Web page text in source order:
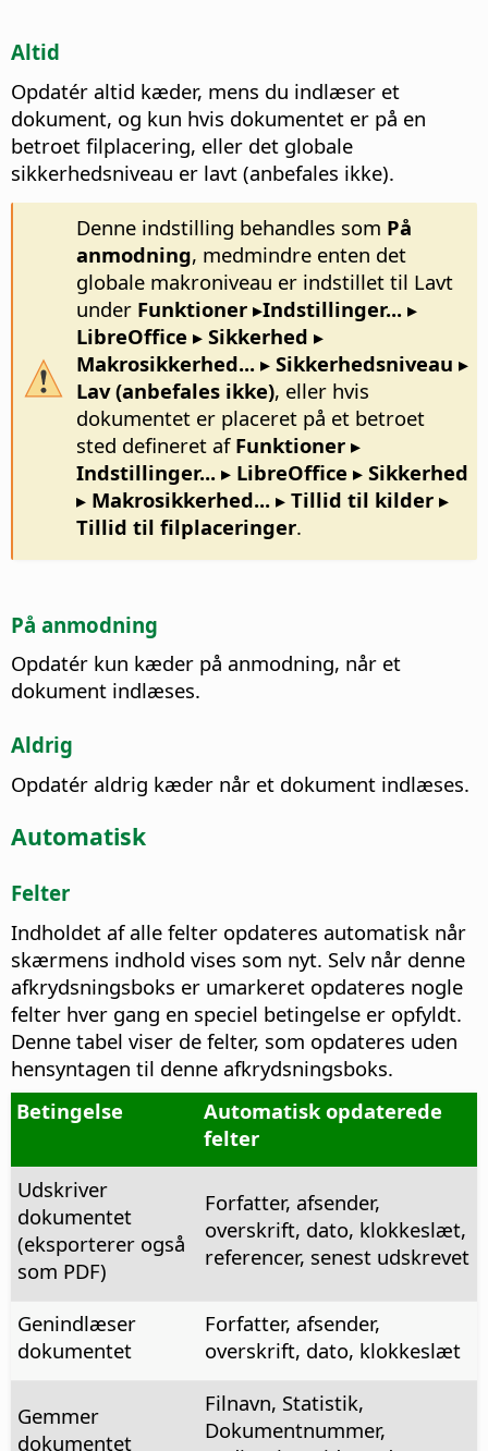
Altid
Opdatér altid kæder, mens du indlæser et
dokument, og kun hvis dokumentet er på en
betroet filplacering, eller det globale
sikkerhedsniveau er lavt (anbefales ikke).
Denne indstilling behandles som På
anmodning, medmindre enten det
globale makroniveau er indstillet til Lavt
under Funktioner ▸Indstillinger... ▸
LibreOffice ▸ Sikkerhed ▸
Makrosikkerhed... ▸ Sikkerhedsniveau ▸
Lav (anbefales ikke), eller hvis
dokumentet er placeret på et betroet
sted defineret af Funktioner ▸
Indstillinger... ▸ LibreOffice ▸ Sikkerhed
▸ Makrosikkerhed... ▸ Tillid til kilder ▸
Tillid til filplaceringer.
På anmodning
Opdatér kun kæder på anmodning, når et
dokument indlæses.
Aldrig
Opdatér aldrig kæder når et dokument indlæses.
Automatisk
Felter
Indholdet af alle felter opdateres automatisk når
skærmens indhold vises som nyt. Selv når denne
afkrydsningsboks er umarkeret opdateres nogle
felter hver gang en speciel betingelse er opfyldt.
Denne tabel viser de felter, som opdateres uden
hensyntagen til denne afkrydsningsboks.
Betingelse
Automatisk opdaterede
felter
Udskriver
dokumentet
(eksporterer også
som PDF)
Forfatter, afsender,
overskrift, dato, klokkeslæt,
referencer, senest udskrevet
Genindlæser
dokumentet
Forfatter, afsender,
overskrift, dato, klokkeslæt
Gemmer
dokumentet
Filnavn, Statistik,
Dokumentnummer,